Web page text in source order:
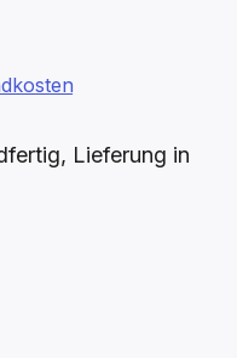
Lieferung in